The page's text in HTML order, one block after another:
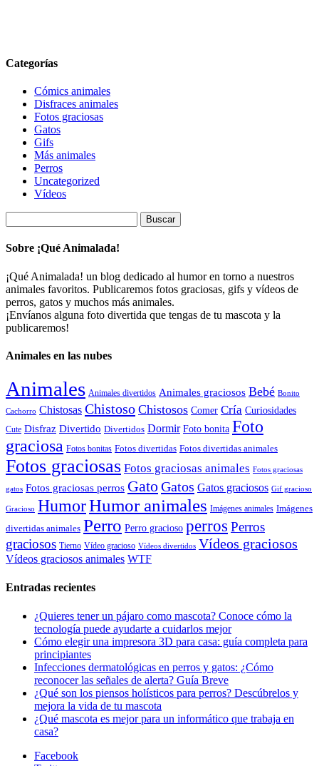
Categorías
Cómics animales
Disfraces animales
Fotos graciosas
Gatos
Gifs
Más animales
Perros
Uncategorized
Vídeos
Sobre ¡Qué Animalada!
¡Qué Animalada! un blog dedicado al humor en torno a nuestros
animales favoritos. Publicaremos fotos graciosas, gifs y vídeos de
perros, gatos y muchos más animales.
¡Envíanos alguna foto divertida que tengas de tu mascota y la
publicaremos!
Animales en las nubes
Animales Animales divertidos Animales graciosos Bebé Bonito
Cachorro Chistosas Chistoso Chistosos Comer Cría Curiosidades
Cute Disfraz Divertido Divertidos Dormir Foto bonita Foto
graciosa Fotos bonitas Fotos divertidas Fotos divertidas animales
Fotos graciosas Fotos graciosas animales Fotos graciosas
gatos Fotos graciosas perros GatoGatos Gatos graciosos Gif gracioso
Gracioso HumorHumor animales Imágenes animales Imágenes
divertidas animales Perro Perro gracioso perros Perros
graciosos Tierno Vídeo gracioso Vídeos divertidos Vídeos graciosos
Vídeos graciosos animales WTF
Entradas recientes
¿Quieres tener un pájaro como mascota? Conoce cómo la
tecnología puede ayudarte a cuidarlos mejor
Cómo elegir una impresora 3D para casa: guía completa para
principiantes
Infecciones dermatológicas en perros y gatos: ¿Cómo
reconocer las señales de alerta? Guía Breve
¿Qué son los piensos holísticos para perros? Descúbrelos y
mejora la vida de tu mascota
¿Qué mascota es mejor para un informático que trabaja en
casa?
Facebook